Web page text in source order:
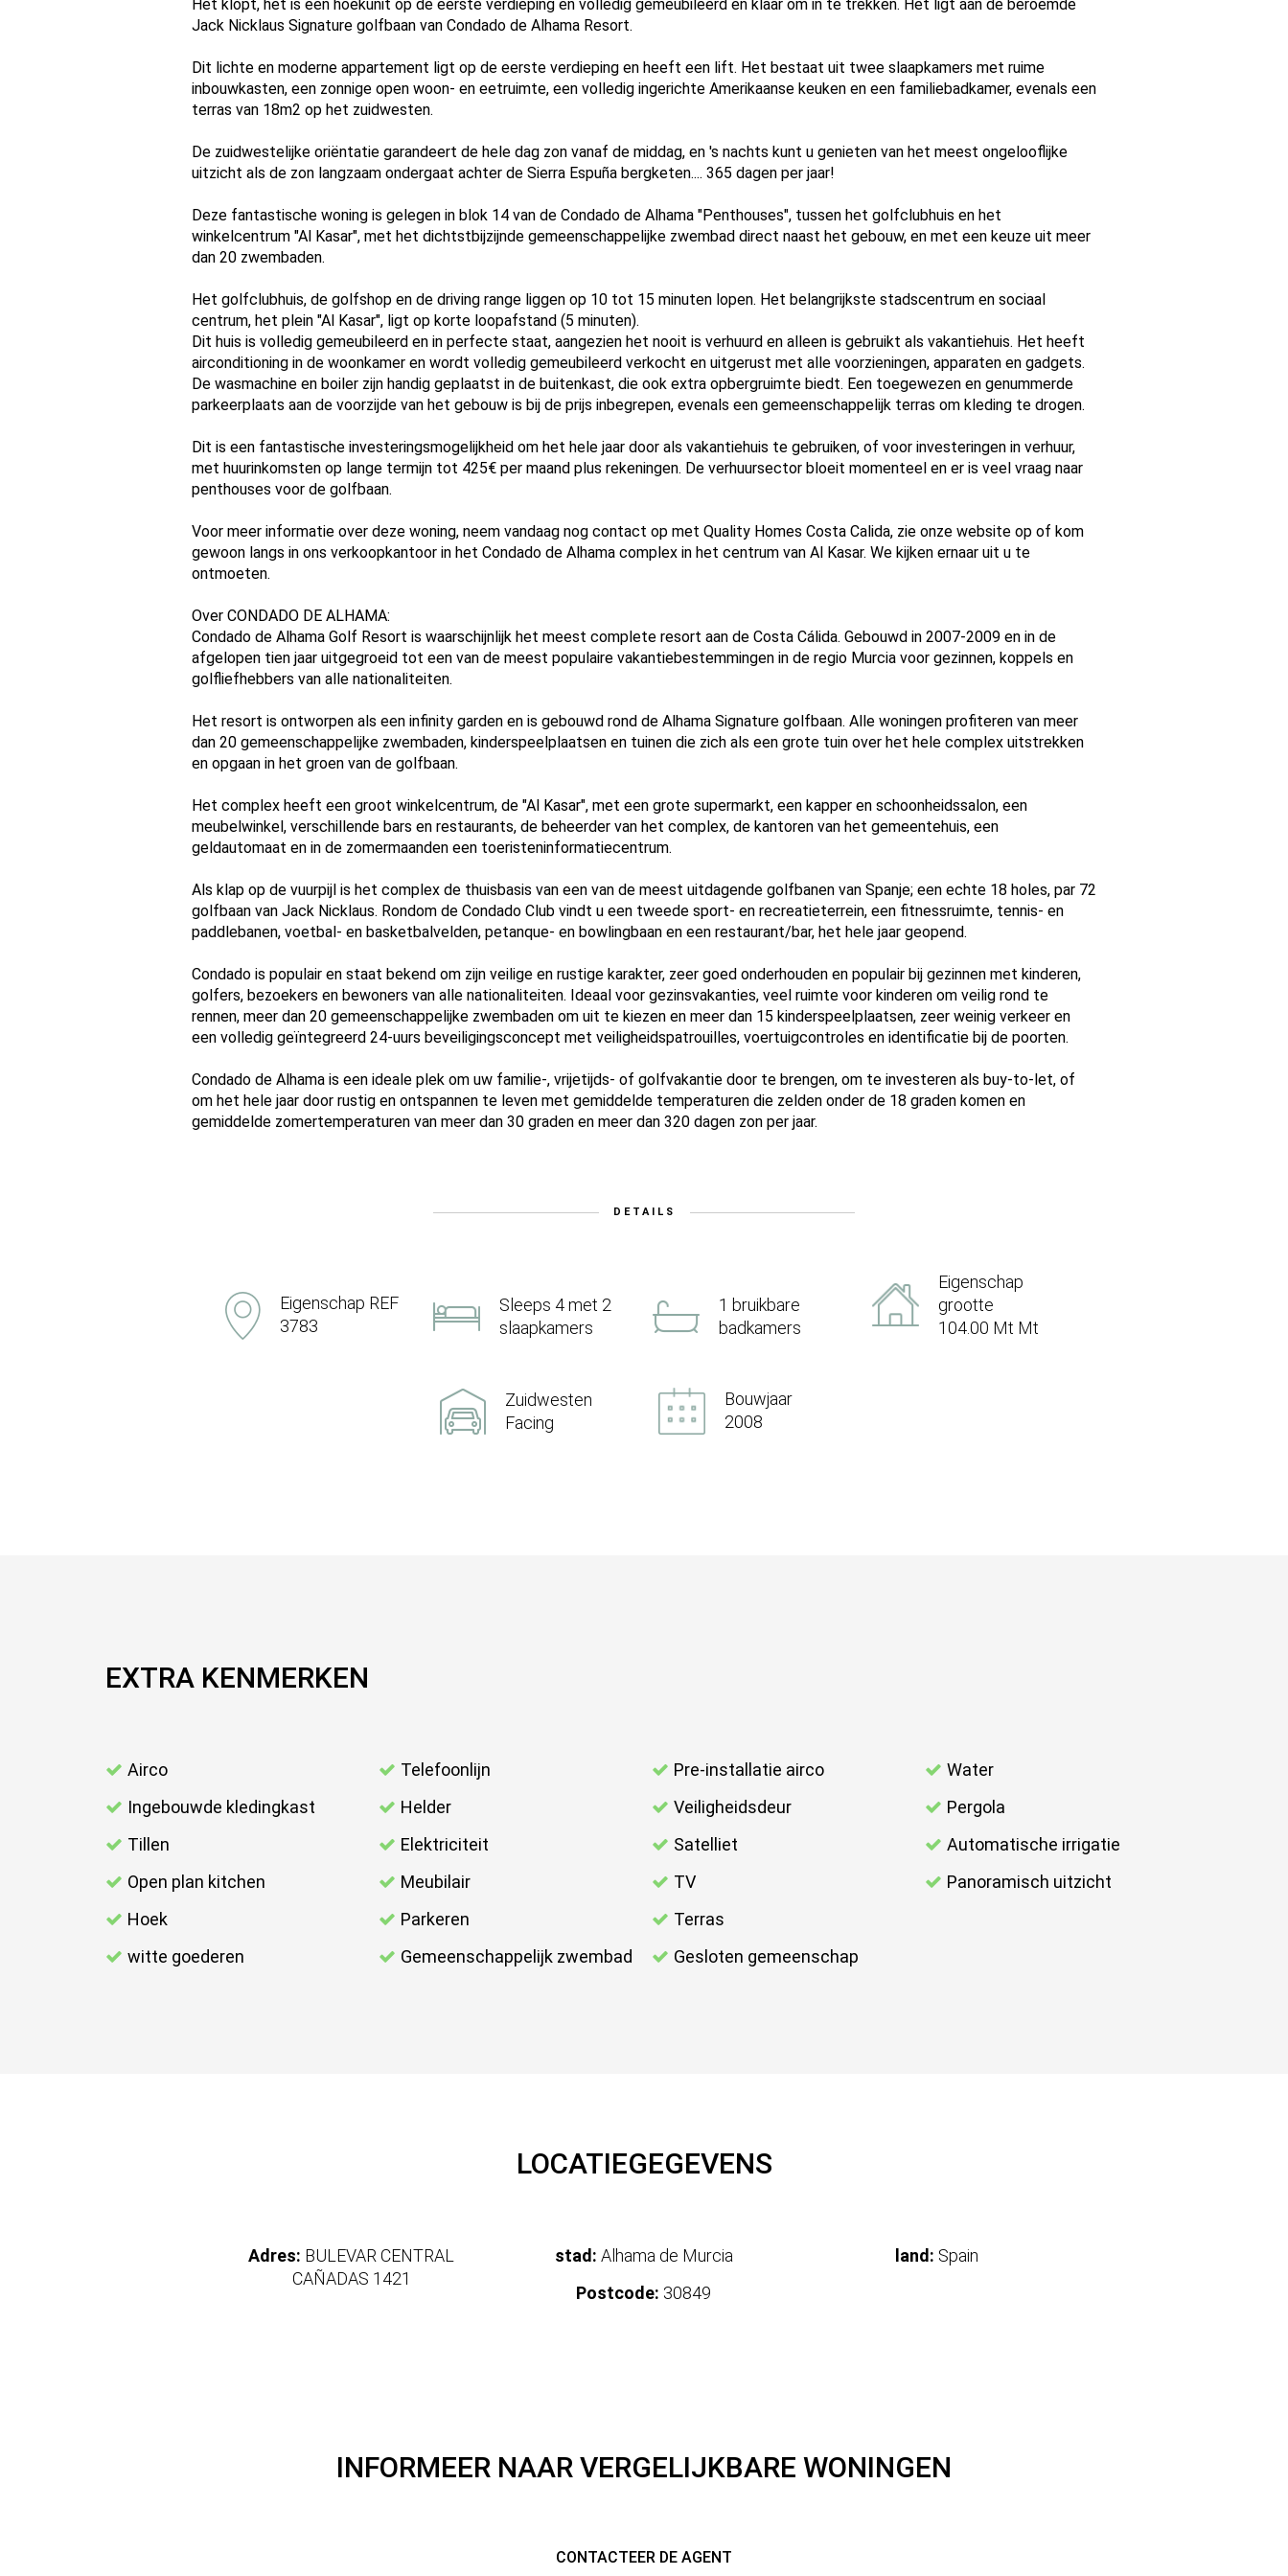
Het klopt, het is een hoekunit op de eerste verdieping en volledig gemeubileerd en klaar om in te trekken. Het ligt aan de beroemde
Jack Nicklaus Signature golfbaan van Condado de Alhama Resort.
Dit lichte en moderne appartement ligt op de eerste verdieping en heeft een lift. Het bestaat uit twee slaapkamers met ruime
inbouwkasten, een zonnige open woon- en eetruimte, een volledig ingerichte Amerikaanse keuken en een familiebadkamer, evenals een
terras van 18m2 op het zuidwesten.
De zuidwestelijke oriëntatie garandeert de hele dag zon vanaf de middag, en 's nachts kunt u genieten van het meest ongelooflijke
uitzicht als de zon langzaam ondergaat achter de Sierra Espuña bergketen.... 365 dagen per jaar!
Deze fantastische woning is gelegen in blok 14 van de Condado de Alhama "Penthouses", tussen het golfclubhuis en het
winkelcentrum "Al Kasar", met het dichtstbijzijnde gemeenschappelijke zwembad direct naast het gebouw, en met een keuze uit meer
dan 20 zwembaden.
Het golfclubhuis, de golfshop en de driving range liggen op 10 tot 15 minuten lopen. Het belangrijkste stadscentrum en sociaal
centrum, het plein "Al Kasar", ligt op korte loopafstand (5 minuten).
Dit huis is volledig gemeubileerd en in perfecte staat, aangezien het nooit is verhuurd en alleen is gebruikt als vakantiehuis. Het heeft
airconditioning in de woonkamer en wordt volledig gemeubileerd verkocht en uitgerust met alle voorzieningen, apparaten en gadgets.
De wasmachine en boiler zijn handig geplaatst in de buitenkast, die ook extra opbergruimte biedt. Een toegewezen en genummerde
parkeerplaats aan de voorzijde van het gebouw is bij de prijs inbegrepen, evenals een gemeenschappelijk terras om kleding te drogen.
Dit is een fantastische investeringsmogelijkheid om het hele jaar door als vakantiehuis te gebruiken, of voor investeringen in verhuur,
met huurinkomsten op lange termijn tot 425€ per maand plus rekeningen. De verhuursector bloeit momenteel en er is veel vraag naar
penthouses voor de golfbaan.
Voor meer informatie over deze woning, neem vandaag nog contact op met Quality Homes Costa Calida, zie onze website op of kom
gewoon langs in ons verkoopkantoor in het Condado de Alhama complex in het centrum van Al Kasar. We kijken ernaar uit u te
ontmoeten.
Over CONDADO DE ALHAMA:
Condado de Alhama Golf Resort is waarschijnlijk het meest complete resort aan de Costa Cálida. Gebouwd in 2007-2009 en in de
afgelopen tien jaar uitgegroeid tot een van de meest populaire vakantiebestemmingen in de regio Murcia voor gezinnen, koppels en
golfliefhebbers van alle nationaliteiten.
Het resort is ontworpen als een infinity garden en is gebouwd rond de Alhama Signature golfbaan. Alle woningen profiteren van meer
dan 20 gemeenschappelijke zwembaden, kinderspeelplaatsen en tuinen die zich als een grote tuin over het hele complex uitstrekken
en opgaan in het groen van de golfbaan.
Het complex heeft een groot winkelcentrum, de "Al Kasar", met een grote supermarkt, een kapper en schoonheidssalon, een
meubelwinkel, verschillende bars en restaurants, de beheerder van het complex, de kantoren van het gemeentehuis, een
geldautomaat en in de zomermaanden een toeristeninformatiecentrum.
Als klap op de vuurpijl is het complex de thuisbasis van een van de meest uitdagende golfbanen van Spanje; een echte 18 holes, par 72
golfbaan van Jack Nicklaus. Rondom de Condado Club vindt u een tweede sport- en recreatieterrein, een fitnessruimte, tennis- en
paddlebanen, voetbal- en basketbalvelden, petanque- en bowlingbaan en een restaurant/bar, het hele jaar geopend.
Condado is populair en staat bekend om zijn veilige en rustige karakter, zeer goed onderhouden en populair bij gezinnen met kinderen,
golfers, bezoekers en bewoners van alle nationaliteiten. Ideaal voor gezinsvakanties, veel ruimte voor kinderen om veilig rond te
rennen, meer dan 20 gemeenschappelijke zwembaden om uit te kiezen en meer dan 15 kinderspeelplaatsen, zeer weinig verkeer en
een volledig geïntegreerd 24-uurs beveiligingsconcept met veiligheidspatrouilles, voertuigcontroles en identificatie bij de poorten.
Condado de Alhama is een ideale plek om uw familie-, vrijetijds- of golfvakantie door te brengen, om te investeren als buy-to-let, of
om het hele jaar door rustig en ontspannen te leven met gemiddelde temperaturen die zelden onder de 18 graden komen en
gemiddelde zomertemperaturen van meer dan 30 graden en meer dan 320 dagen zon per jaar.
DETAILS
Eigenschap REF
3783
Sleeps 4 met 2
slaapkamers
1 bruikbare
badkamers
Eigenschap
grootte
104.00 Mt Mt
Zuidwesten
Facing
Bouwjaar
2008
EXTRA KENMERKEN
Airco
Ingebouwde kledingkast
Tillen
Open plan kitchen
Hoek
witte goederen
Telefoonlijn
Helder
Elektriciteit
Meubilair
Parkeren
Gemeenschappelijk zwembad
Pre-installatie airco
Veiligheidsdeur
Satelliet
TV
Terras
Gesloten gemeenschap
Water
Pergola
Automatische irrigatie
Panoramisch uitzicht
LOCATIEGEGEVENS
Adres: BULEVAR CENTRAL
CAÑADAS 1421
stad: Alhama de Murcia
Postcode: 30849
land: Spain
INFORMEER NAAR VERGELIJKBARE WONINGEN
CONTACTEER DE AGENT